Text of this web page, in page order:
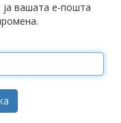
ја вашата е-пошта